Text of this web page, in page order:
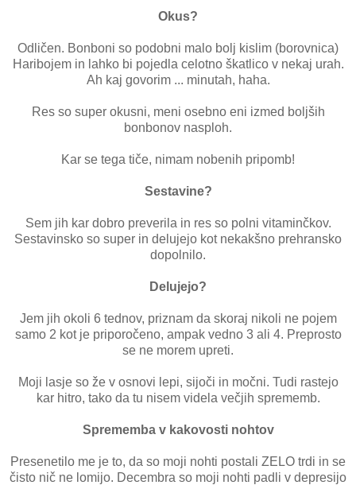
Okus?
Odličen. Bonboni so podobni malo bolj kislim (borovnica)
Haribojem in lahko bi pojedla celotno škatlico v nekaj urah.
Ah kaj govorim ... minutah, haha.
Res so super okusni, meni osebno eni izmed boljših
bonbonov nasploh.
Kar se tega tiče, nimam nobenih pripomb!
Sestavine?
Sem jih kar dobro preverila in res so polni vitaminčkov.
Sestavinsko so super in delujejo kot nekakšno prehransko
dopolnilo.
Delujejo?
Jem jih okoli 6 tednov, priznam da skoraj nikoli ne pojem
samo 2 kot je priporočeno, ampak vedno 3 ali 4. Preprosto
se ne morem upreti.
Moji lasje so že v osnovi lepi, sijoči in močni. Tudi rastejo
kar hitro, tako da tu nisem videla večjih sprememb.
Sprememba v kakovosti nohtov
Presenetilo me je to, da so moji nohti postali ZELO trdi in se
čisto nič ne lomijo. Decembra so moji nohti padli v depresijo